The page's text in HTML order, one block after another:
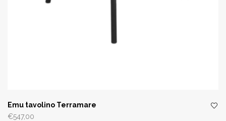
Emu tavolino Terramare
€547,00